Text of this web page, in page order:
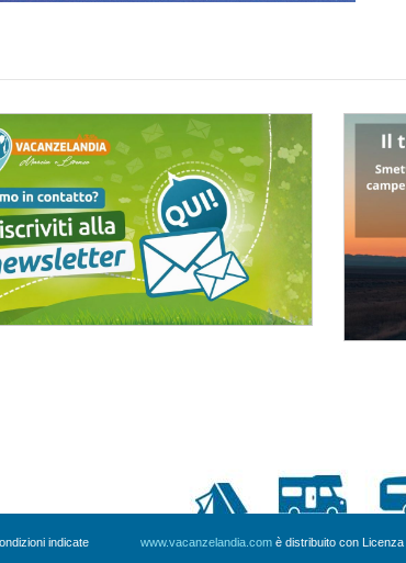
indicate
www.vacanzelandia.comè distribuito con Licenza